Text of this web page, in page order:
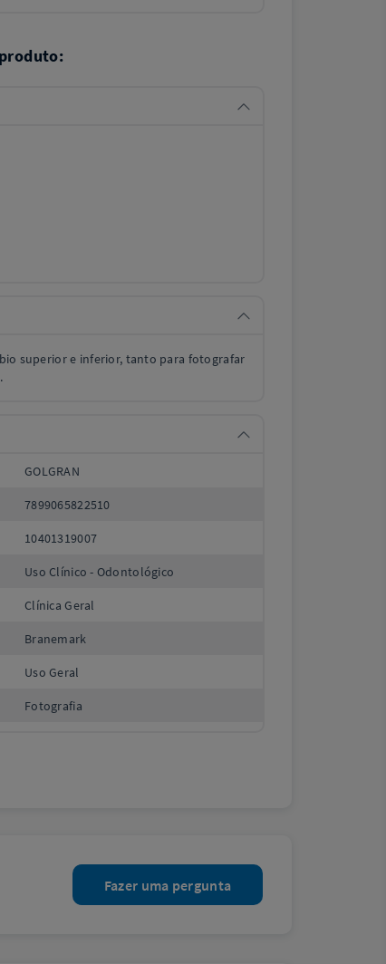
superior e inferior, tanto para fotografar
GOLGRAN
7899065822510
10401319007
Uso Clínico - Odontológico
Clínica Geral
Branemark
Uso Geral
Fotografia
Fazer uma pergunta